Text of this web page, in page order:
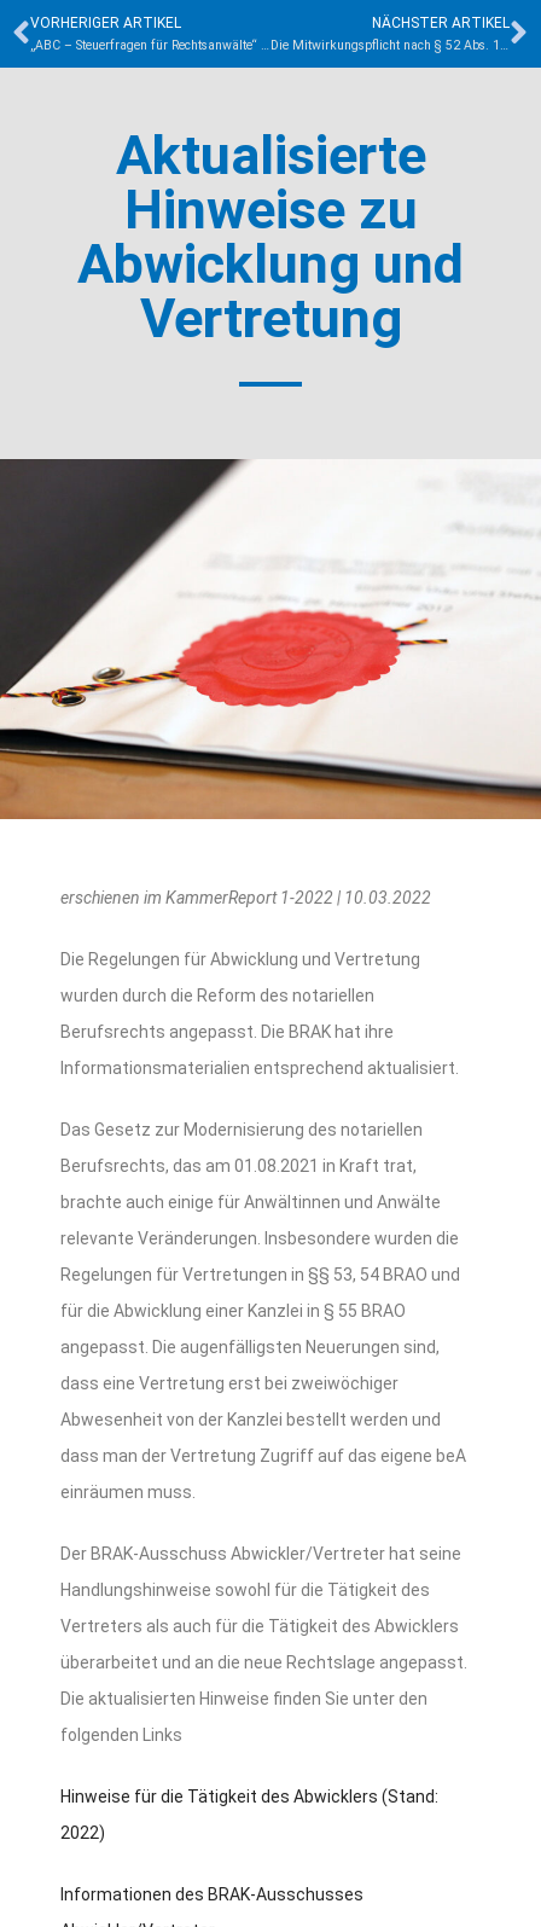
VORHERIGER ARTIKEL
„ABC – Steuerfragen für Rechtsanwälte“ – BRAK-Information erweitert
NÄCHSTER ARTIKEL
Die Mitwirkungspflicht nach § 52 Abs. 1 und Abs. 6 GwG im Spannungsverhältnis zur Selbstbelastungsfreiheit und Verschwiegenheitspflicht eines Rechtsanwalts
Aktualisierte
Hinweise zu
Abwicklung und
Vertretung
erschienen im KammerReport 1-2022 | 10.03.2022
Die Regelungen für Abwicklung und Vertretung
wurden durch die Reform des notariellen
Berufsrechts angepasst. Die BRAK hat ihre
Informationsmaterialien entsprechend aktualisiert.
Das Gesetz zur Modernisierung des notariellen
Berufsrechts, das am 01.08.2021 in Kraft trat,
brachte auch einige für Anwältinnen und Anwälte
relevante Veränderungen. Insbesondere wurden die
Regelungen für Vertretungen in §§ 53, 54 BRAO und
für die Abwicklung einer Kanzlei in § 55 BRAO
angepasst. Die augenfälligsten Neuerungen sind,
dass eine Vertretung erst bei zweiwöchiger
Abwesenheit von der Kanzlei bestellt werden und
dass man der Vertretung Zugriff auf das eigene beA
einräumen muss.
Der BRAK-Ausschuss Abwickler/Vertreter hat seine
Handlungshinweise sowohl für die Tätigkeit des
Vertreters als auch für die Tätigkeit des Abwicklers
überarbeitet und an die neue Rechtslage angepasst.
Die aktualisierten Hinweise finden Sie unter den
folgenden Links
Hinweise für die Tätigkeit des Abwicklers (Stand:
2022)
Informationen des BRAK-Ausschusses